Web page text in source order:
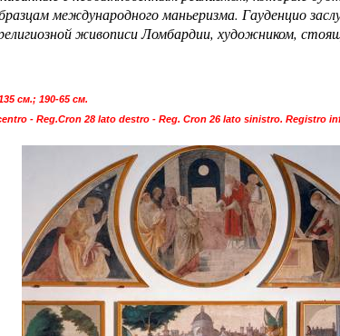
международного маньеризма. Гауденцио
живописи Ломбардии, художником,
см.; 190-65 см.
- Reg.Cron 28 lato destro - Reg. Cron 26 lato sinistro. Registro